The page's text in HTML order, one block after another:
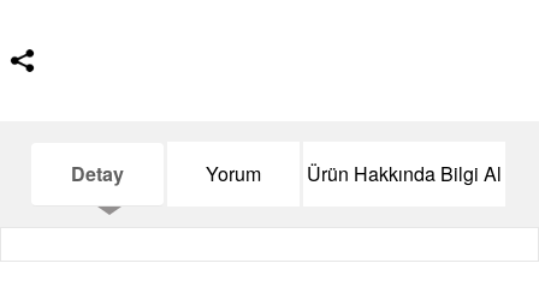
Detay Yorum Ürün Hakkında Bilgi Al